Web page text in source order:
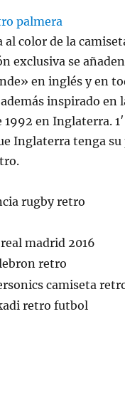
al color de la
exclusiva se
en inglés y en
inspirado en
en Inglaterra.
Inglaterra tenga